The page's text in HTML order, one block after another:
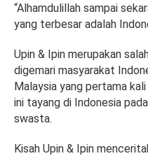
“Alhamdulillah sampai
yang terbesar adalah
Upin & Ipin merupakan
digemari masyarakat
Malaysia yang pertama
ini tayang di Indonesia
swasta.
Kisah Upin & Ipin